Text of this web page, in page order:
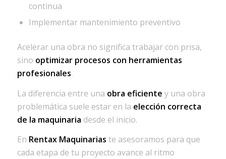
continua
Implementar mantenimiento preventivo
Acelerar una obra no significa trabajar con prisa,
sino optimizar procesos con herramientas
profesionales.
La diferencia entre una obra eficiente y una obra
problemática suele estar en la elección correcta
de la maquinaria desde el inicio.
En Rentax Maquinarias te asesoramos para que
cada etapa de tu proyecto avance al ritmo